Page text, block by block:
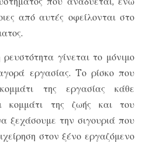
από αυτές οφείλονται στο
γίνεται το μόνιμο
εργασίας. Tο ρίσκο που
της εργασίας κάθε
κομμάτι της ζωής και του
ξεχάσουμε την σιγουριά που
στον ξένο εργαζόμενο